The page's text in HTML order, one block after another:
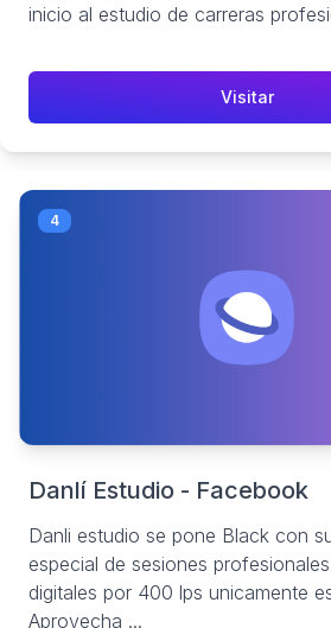
inicio al estudio de carreras
Visitar
4
Danlí Estudio - Facebook
Danli estudio se pone Black con
especial de sesiones
digitales por 400 lps unicamente
Aprovecha ...